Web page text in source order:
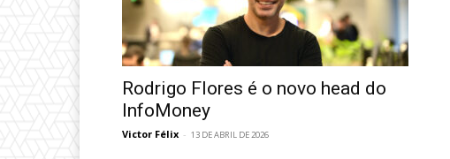
Rodrigo Flores é o novo head do
InfoMoney
Victor Félix - 13 DE ABRIL DE 2026